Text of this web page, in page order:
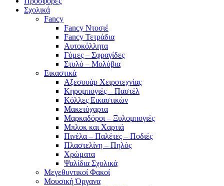
Σχολικά
Fancy
Fancy Ντοσιέ
Fancy Τετράδια
Αυτοκόλλητα
Γόμες – Σφραγίδες
Στυλό – Μολύβια
Εικαστικά
Αξεσουάρ Χειροτεχνίας
Κηρομπογιές – Παστέλ
Κόλλες Εικαστικών
Μακετόχαρτα
Μαρκαδόροι – Ξυλομπογιές
Μπλοκ και Χαρτιά
Πινέλα – Παλέτες – Ποδιές
Πλαστελίνη – Πηλός
Χρώματα
Ψαλίδια Σχολικά
Μεγεθυντικοί Φακοί
Μουσική Όργανα